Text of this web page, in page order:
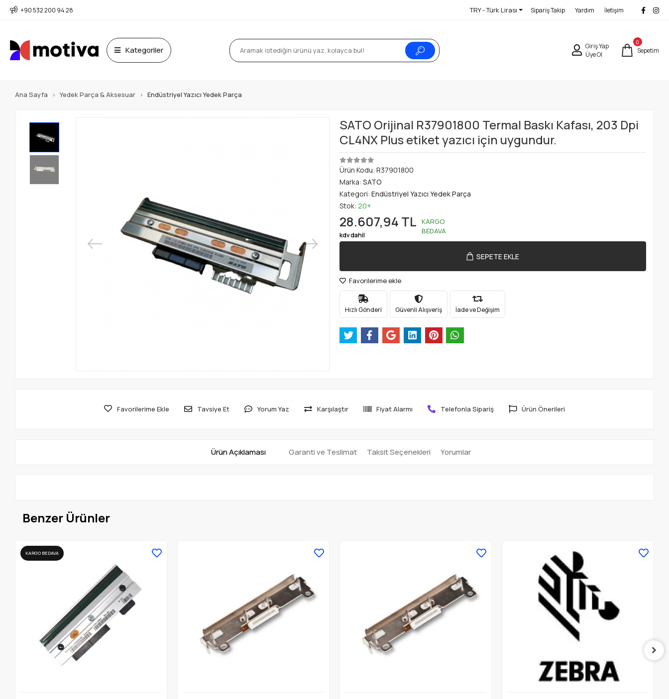
+90 532 200 94 28 TRY - Türk Lirası Sipariş Takip Yardım İletişim
Kategoriler
Giriş Yap
Üye Ol
0
Sepetim
Ana Sayfa Yedek Parça & Aksesuar Endüstriyel Yazıcı Yedek Parça
SATO Orijinal R37901800 Termal Baskı Kafası, 203 Dpi
CL4NX Plus etiket yazıcı için uygundur.
Ürün Kodu: R37901800
Marka: SATO
Kategori: Endüstriyel Yazıcı Yedek Parça
Stok: 20+
28.607,94 TL
kdv dahil
KARGO
BEDAVA
SEPETE EKLE
Favorilerime ekle
Hızlı Gönderi Güvenli Alışveriş İade ve Değişim
Favorilerime Ekle Tavsiye Et Yorum Yaz Karşılaştır Fiyat Alarmı Telefonla Sipariş Ürün Önerileri
Ürün Açıklaması Garanti ve Teslimat Taksit Seçenekleri Yorumlar
Benzer Ürünler
KARGO BEDAVA